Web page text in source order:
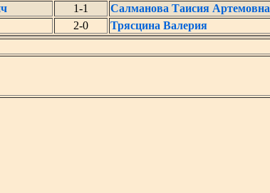
1-1 Салманова Таисия Артемовна
2-0 Трясцина Валерия